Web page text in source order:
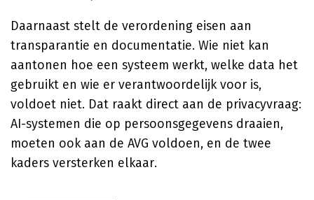
Daarnaast stelt de verordening eisen aan
transparantie en documentatie. Wie niet kan
aantonen hoe een systeem werkt, welke data het
gebruikt en wie er verantwoordelijk voor is,
voldoet niet. Dat raakt direct aan de privacyvraag:
AI-systemen die op persoonsgegevens draaien,
moeten ook aan de AVG voldoen, en de twee
kaders versterken elkaar.